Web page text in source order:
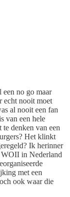
no go maar
echt nooit moet
al nooit een fan
van een hele
te denken van een
Het klinkt
Ik herinner
WOII in Nederland
met een
ook waar die